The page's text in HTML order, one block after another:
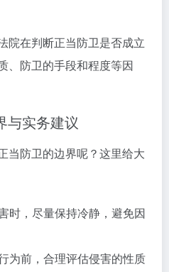
院在判断正当防卫是否成立
、防卫的手段和程度等因
与实务建议
当防卫的边界呢？这里给大
时，尽量保持冷静，避免因
为前，合理评估侵害的性质